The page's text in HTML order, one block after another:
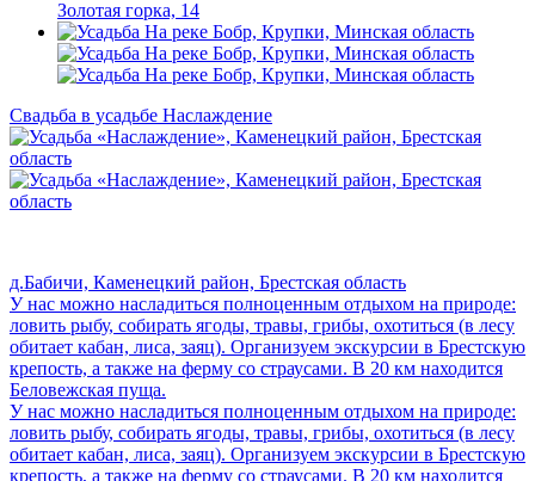
Свадьба в усадьбе Наслаждение
д.Бабичи, Каменецкий район, Брестская область
У нас можно насладиться полноценным отдыхом на природе:
ловить рыбу, собирать ягоды, травы, грибы, охотиться (в лесу
обитает кабан, лиса, заяц). Организуем экскурсии в Брестскую
крепость, а также на ферму со страусами. В 20 км находится
Беловежская пуща.
У нас можно насладиться полноценным отдыхом на природе:
ловить рыбу, собирать ягоды, травы, грибы, охотиться (в лесу
обитает кабан, лиса, заяц). Организуем экскурсии в Брестскую
крепость, а также на ферму со страусами. В 20 км находится